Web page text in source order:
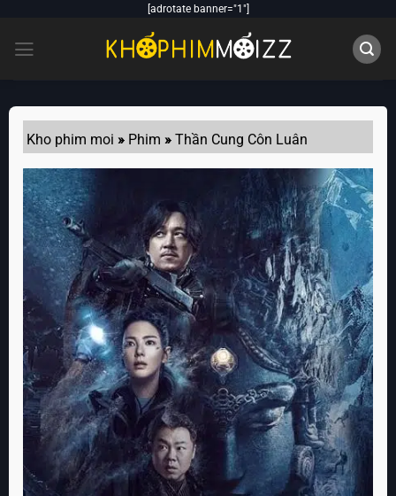
content
[adrotate banner="1"]
Kho phim moi » Phim »Thần Cung Côn Luân